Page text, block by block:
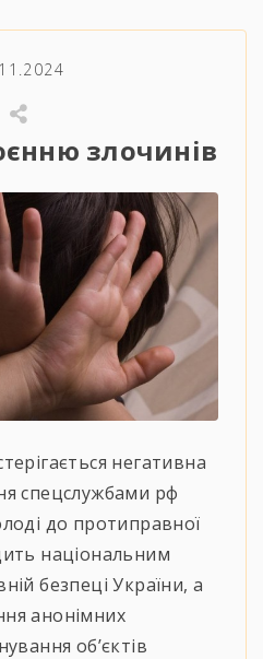
злочинів
негативна
спецслужбами рф
до протиправної
національним
безпеці України, а
анонімних
об’єктів